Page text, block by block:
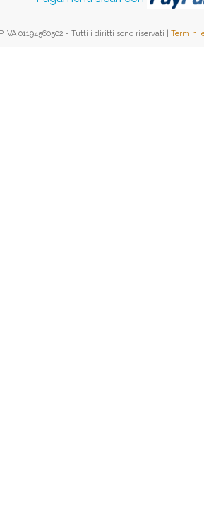
01194560502 - Tutti i diritti sono riservati | Termini